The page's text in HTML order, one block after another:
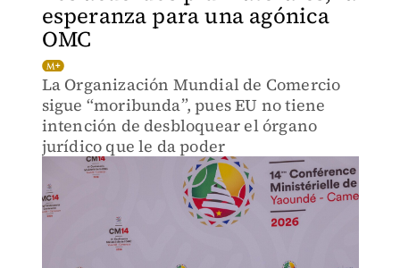
esperanza para una agónica
OMC
La Organización Mundial de Comercio
sigue “moribunda”, pues EU no tiene
intención de desbloquear el órgano
jurídico que le da poder